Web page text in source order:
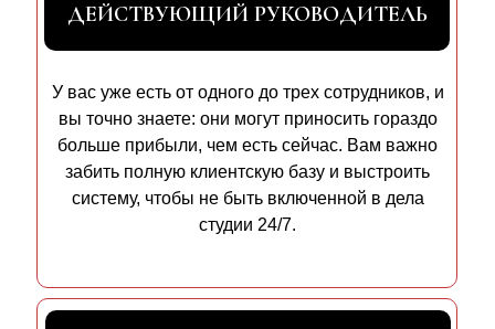
ДЕЙСТВУЮЩИЙ РУКОВОДИТЕЛЬ
У вас уже есть от одного до трех сотрудников, и
вы точно знаете: они могут приносить гораздо
больше прибыли, чем есть сейчас. Вам важно
забить полную клиентскую базу и выстроить
систему, чтобы не быть включенной в дела
студии 24/7.
ПОКАЖЕМ, ЧЕГО НЕ ХВАТАЕТ,
ЧТОБЫ КОМАНДА
ГЕНЕРИРОВАЛА ВЫРУЧКУ БЕЗ
ВАШЕГО ВКЛЮЧЕНИЯ 24/7
Проведем с вами 30 минутную ZOOM-
конференцию, на которой мы: